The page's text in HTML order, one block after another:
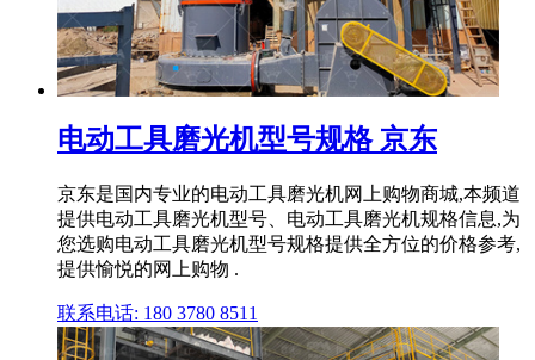
电动工具磨光机型号规格 京东
京东是国内专业的电动工具磨光机网上购物商城,本频道
提供电动工具磨光机型号、电动工具磨光机规格信息,为
您选购电动工具磨光机型号规格提供全方位的价格参考,
提供愉悦的网上购物 .
联系电话: 180 3780 8511